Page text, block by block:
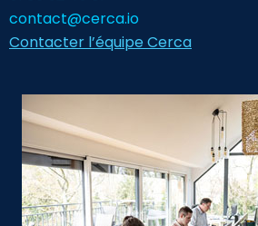
contact@cerca.io
Contacter l’équipe Cerca